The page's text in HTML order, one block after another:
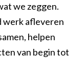
we zeggen.
werk afleveren
helpen
van begin tot